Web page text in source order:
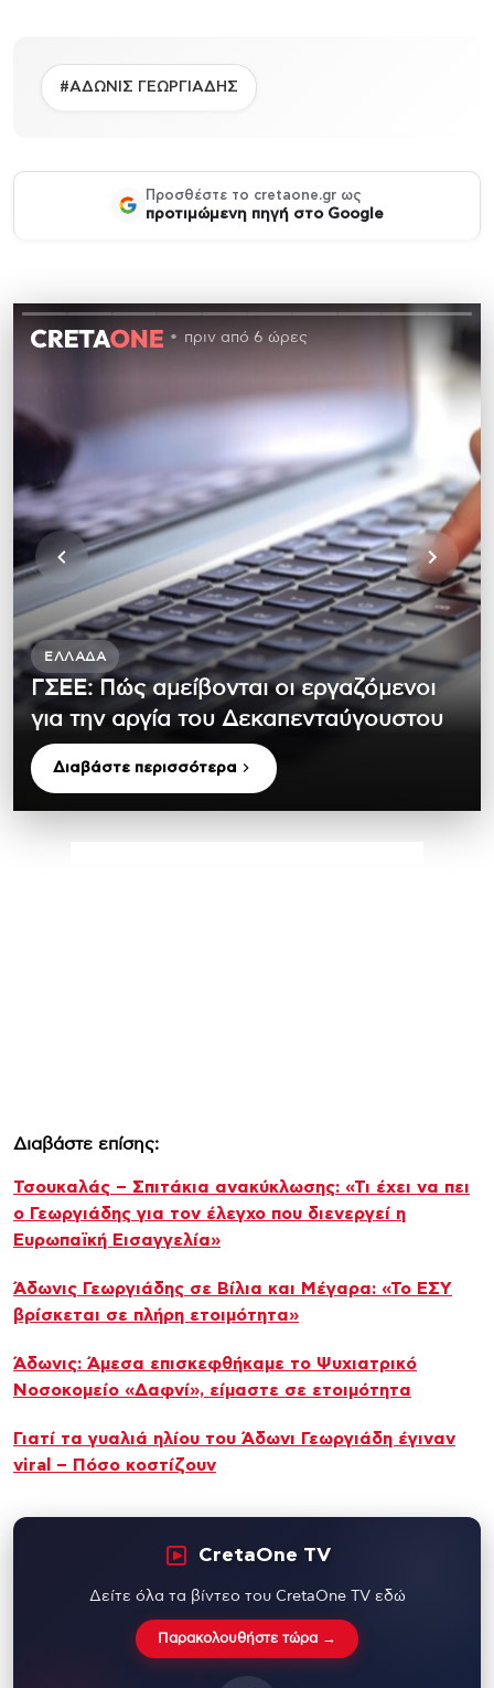
#ΑΔΩΝΙΣ ΓΕΩΡΓΙΑΔΗΣ
Προσθέστε το cretaone.gr ως
προτιμώμενη πηγή στο Google
πριν από 6 ώρες
ΕΛΛΆΔΑ
ΓΣΕΕ: Πώς αμείβονται οι εργαζόμενοι
για την αργία του Δεκαπενταύγουστου
Διαβάστε περισσότερα
Διαβάστε επίσης:
Τσουκαλάς – Σπιτάκια ανακύκλωσης: «Τι έχει να πει
ο Γεωργιάδης για τον έλεγχο που διενεργεί η
Ευρωπαϊκή Εισαγγελία»
Άδωνις Γεωργιάδης σε Βίλια και Μέγαρα: «Το ΕΣΥ
βρίσκεται σε πλήρη ετοιμότητα»
Άδωνις: Άμεσα επισκεφθήκαμε το Ψυχιατρικό
Νοσοκομείο «Δαφνί», είμαστε σε ετοιμότητα
Γιατί τα γυαλιά ηλίου του Άδωνι Γεωργιάδη έγιναν
viral – Πόσο κοστίζουν
CretaOne TV
Δείτε όλα τα βίντεο του CretaOne TV εδώ
Παρακολουθήστε τώρα →